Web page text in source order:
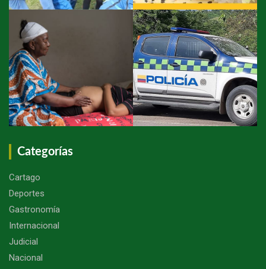
Categorías
Cartago
Deportes
Gastronomía
Internacional
Judicial
Nacional